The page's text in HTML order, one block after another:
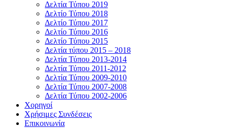
Δελτία Τύπου 2019
Δελτίο Τύπου 2018
Δελτίο Τύπου 2017
Δελτίο Τύπου 2016
Δελτίο Τύπου 2015
Δελτία τύπου 2015 – 2018
Δελτία Τύπου 2013-2014
Δελτία Τύπου 2011-2012
Δελτία Τύπου 2009-2010
Δελτία Τύπου 2007-2008
Δελτία Τύπου 2002-2006
Χορηγοί
Χρήσιμες Συνδέσεις
Επικοινωνία